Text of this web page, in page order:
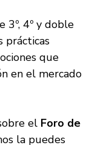
3º, 4º y doble
prácticas
que
en el mercado
el Foro de
la puedes